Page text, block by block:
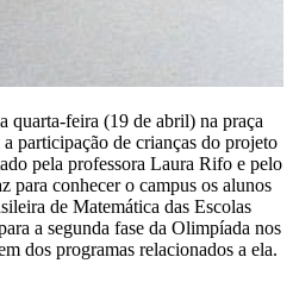
quarta-feira (19 de abril) na praça
participação de crianças do projeto
pela professora Laura Rifo e pelo
para conhecer o campus os alunos
de Matemática das Escolas
a segunda fase da Olimpíada nos
dos programas relacionados a ela.